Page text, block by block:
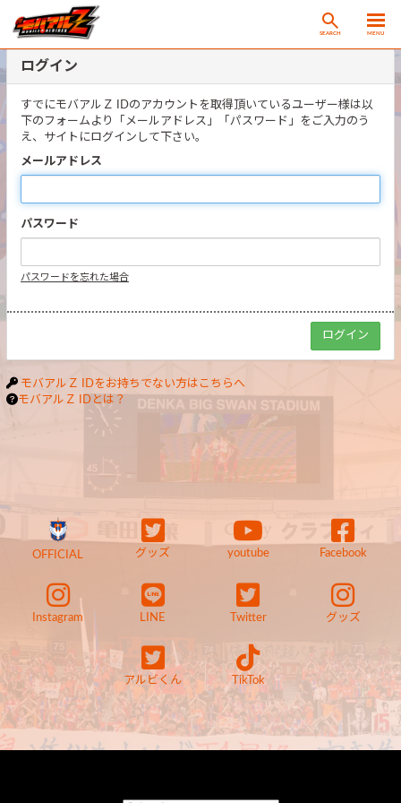
SEARCH MENU
ログイン
すでにモバアルＺ IDのアカウントを取得頂いているユーザー様は以
下のフォームより「メールアドレス」「パスワード」をご入力のう
え、サイトにログインして下さい。
メールアドレス
パスワード
パスワードを忘れた場合
モバアルＺ IDをお持ちでない方はこちらへ
モバアルＺ IDとは？
OFFICIAL グッズ youtube Facebook
Instagram LINE Twitter グッズ
アルビくん TikTok